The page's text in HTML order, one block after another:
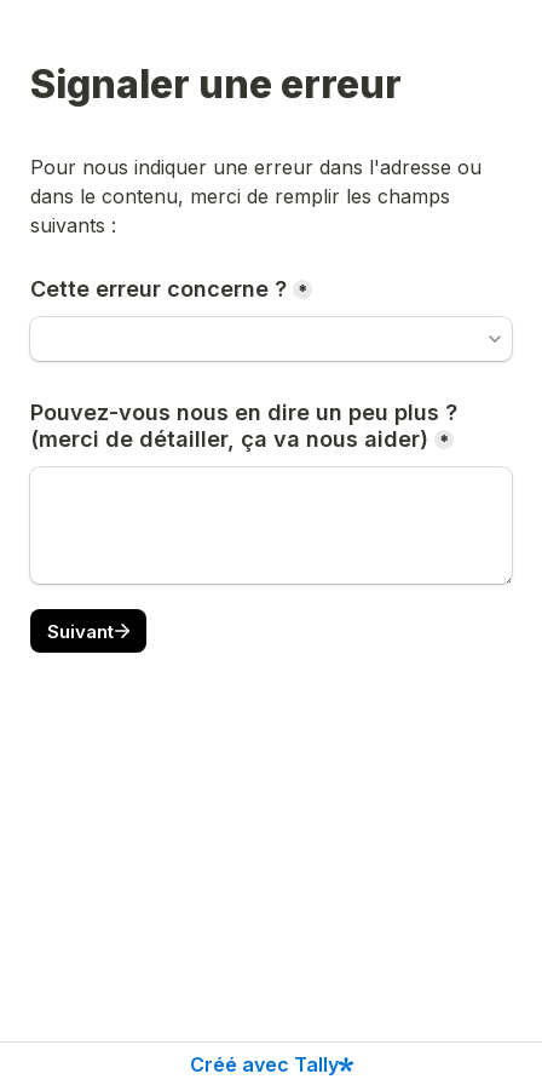
Signaler une erreur
Pour nous indiquer une erreur dans l'adresse ou
dans le contenu, merci de remplir les champs
suivants :
Cette erreur concerne ? *
Pouvez-vous nous en dire un peu plus ?
(merci de détailler, ça va nous aider)
*
Suivant
Créé avec Tally